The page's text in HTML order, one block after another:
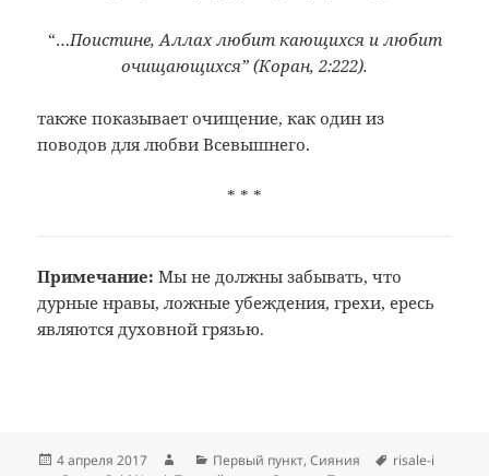
“…Поистине, Аллах любит кающихся и любит
очищающихся” (Коран, 2:222).
также показывает очищение, как один из
поводов для любви Всевышнего.
* * *
Примечание:Мы не должнызабывать, что
дурные нравы, ложныеубеждения, грехи, ересь
являются духовнойгрязью.
Опубликовано
4 апреля 2017 АвторРубрики
Первый пункт,Сияния Метки
risale-i